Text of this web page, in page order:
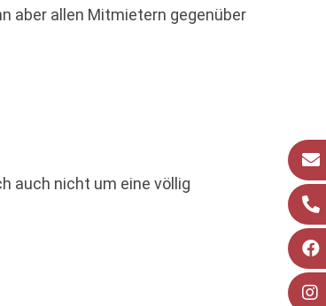
aber allen Mitmietern gegenüber
auch nicht um eine völlig